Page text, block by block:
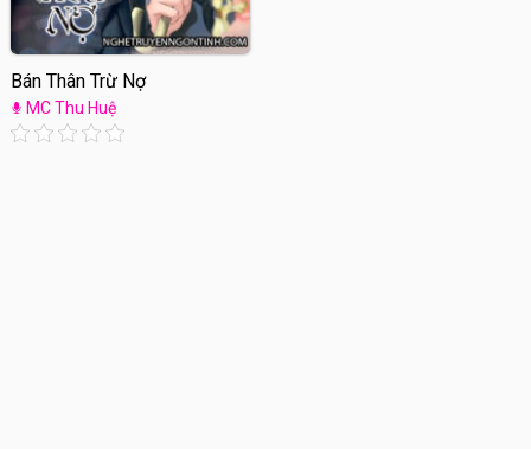
Bán Thân Trừ Nợ
MC Thu Huệ